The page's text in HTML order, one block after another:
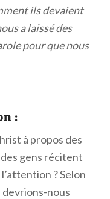
ils devaient
a laissé des
pour que nous
:
à propos des
gens récitent
? Selon
devrions-nous